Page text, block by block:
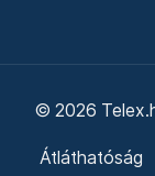
© 2026
Átláthatóság